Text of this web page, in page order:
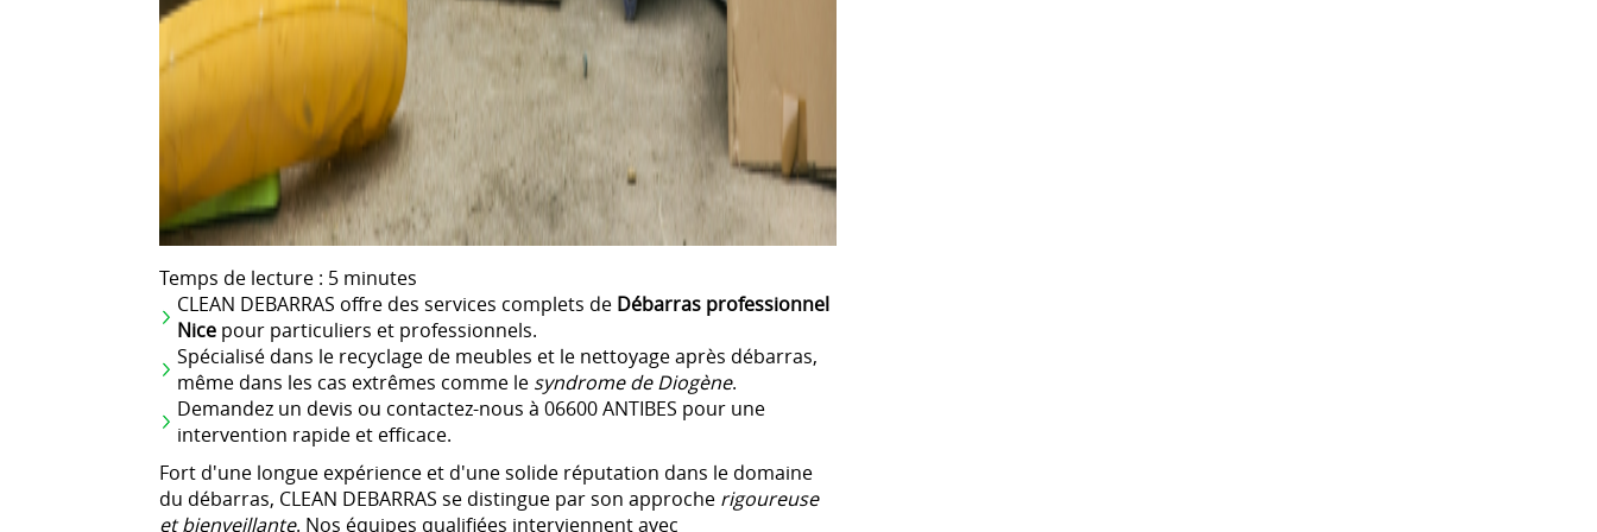
Temps de lecture : 5 minutes
CLEAN DEBARRAS offre des services complets de Débarras professionnel
Nice pour particuliers et professionnels.
Spécialisé dans le recyclage de meubles et le nettoyage après débarras,
même dans les cas extrêmes comme le syndrome de Diogène.
Demandez un devis ou contactez-nous à 06600 ANTIBES pour une
intervention rapide et efficace.
Fort d'une longue expérience et d'une solide réputation dans le domaine
du débarras, CLEAN DEBARRAS se distingue par son approche rigoureuse
et bienveillante. Nos équipes qualifiées interviennent avec